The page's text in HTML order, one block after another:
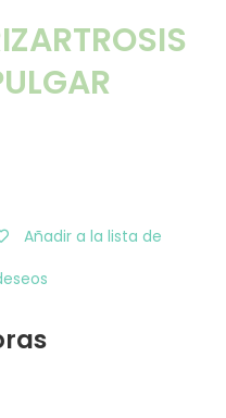
Añadir a la lista de